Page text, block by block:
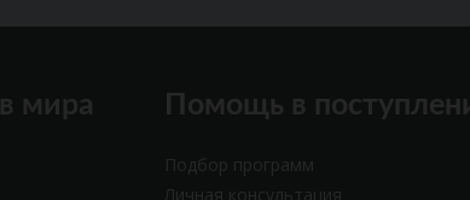
мира Помощь в
Подбор программ
Личная консультация